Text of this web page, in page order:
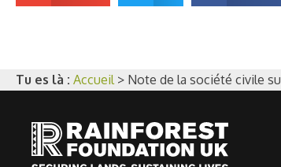
Tu es là : Accueil > Note de la société civile